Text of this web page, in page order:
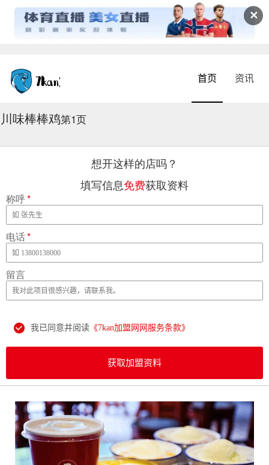
✕
首页 资讯
川味棒棒鸡第1页
想开这样的店吗？
填写信息免费获取资料
称呼*
电话*
留言
我已同意并阅读 《7kan加盟网网服务条款》
获取加盟资料